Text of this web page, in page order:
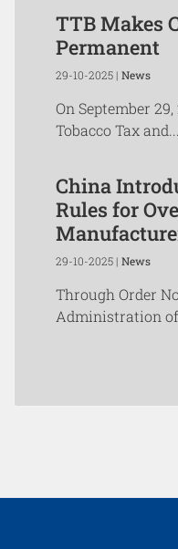
TTB Makes
Permanent
29-10-2025 | News
On September
Tobacco Tax and...
China
Rules for
29-10-2025 | News
Through Order
Administration of